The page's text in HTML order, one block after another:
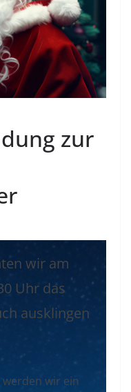
zur
wir am
Uhr das
ausklingen
wir ein